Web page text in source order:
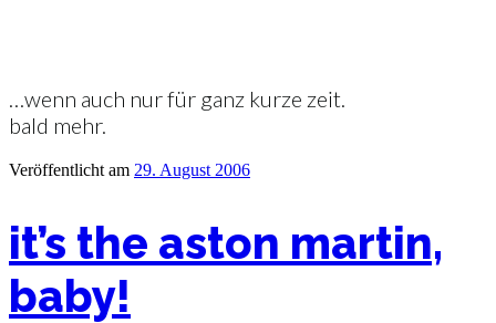
…wenn auch nur für ganz kurze zeit.
bald mehr.
Veröffentlicht am 29. August 2006
it’s the aston martin,
baby!